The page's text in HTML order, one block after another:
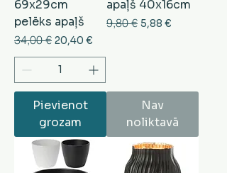
69x29cm
pelēks apaļš
Parastā cena
34,00 € Izpārdošanas cena
20,40 €
Pievienot
grozam
apaļš 40x16cm
Parastā cena
9,80 € Izpārdošanas cena
5,88 €
Nav
noliktavā